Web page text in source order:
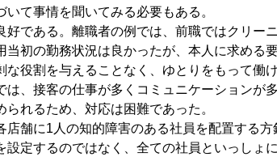
いて事情を聞いてみる必要もある。
である。離職者の例では、前職ではクリー
当初の勤務状況は良かったが、本人に求める
な役割を与えることなく、ゆとりをもって働
、接客の仕事が多くコミュニケーションが
られるため、対応は困難であった。
舗に1人の知的障害のある社員を配置する
設定するのではなく、全ての社員といっしょ